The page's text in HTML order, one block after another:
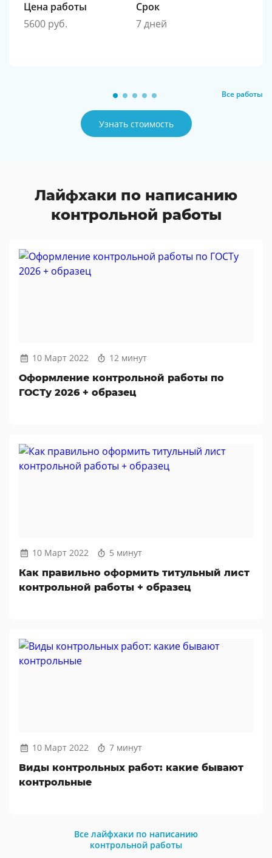
Цена работы
5600 руб.
Срок
7 дней
Все работы
Узнать стоимость
Лайфхаки по написанию
контрольной работы
10 Март 2022
12 минут
Оформление контрольной работы по
ГОСТу 2026 + образец
10 Март 2022
5 минут
Как правильно оформить титульный лист
контрольной работы + образец
10 Март 2022
7 минут
Виды контрольных работ: какие бывают
контрольные
Все лайфхаки по написанию
контрольной работы